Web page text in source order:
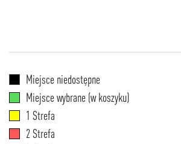
Miejsce niedostępne
Miejsce wybrane (w koszyku)
1 Strefa
2 Strefa